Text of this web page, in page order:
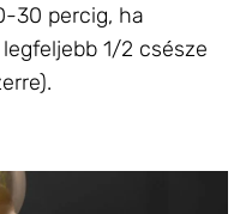
30 percig, ha
1/2 csésze